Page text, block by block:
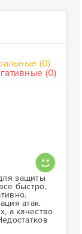
(0)
(0)
защиты
быстро,
атак.
а качество